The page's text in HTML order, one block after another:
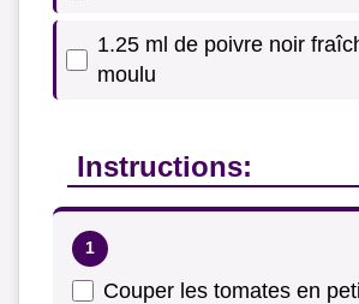
1.25 ml de poivre noir
moulu
Instructions:
Couper les tomates en